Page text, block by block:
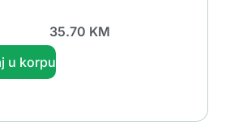
35.70 KM
u korpu